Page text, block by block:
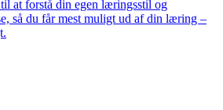
at forstå din egen læringsstil og
så du får mest muligt ud af din læring –